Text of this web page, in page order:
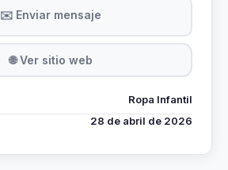
✉️ Enviar mensaje
🌐 Ver sitio web
Ropa Infantil
28 de abril de 2026